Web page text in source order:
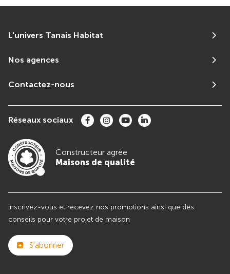
L'univers Tanais Habitat
Nos agences
Contactez-nous
Réseaux sociaux
Constructeur agrée
Maisons de qualité
Inscrivez-vous et recevez nos promotions ainsi que des
conseils pour votre projet de maison
S'abonner